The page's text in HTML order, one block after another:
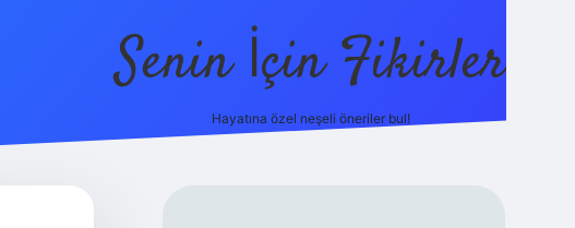
Senin İçin Fikirler
Hayatına özel neşeli öneriler bul!